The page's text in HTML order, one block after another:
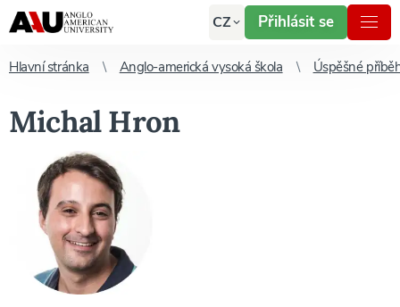
CZ Přihlásit se
Hlavní stránka Anglo-americká vysoká škola Úspěšné
Michal Hron